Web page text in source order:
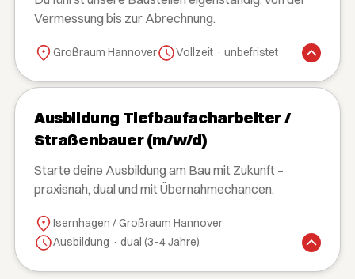
Vermessung bis zur Abrechnung.
Großraum Hannover Vollzeit · unbefristet
Ausbildung Tiefbaufacharbeiter /
Straßenbauer (m/w/d)
Starte deine Ausbildung am Bau mit Zukunft –
praxisnah, dual und mit Übernahmechancen.
Isernhagen / Großraum Hannover
Ausbildung · dual (3–4 Jahre)